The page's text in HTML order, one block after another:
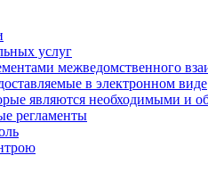
услуг
межведомственного
в электронном виде
являются необходимыми и
регламенты